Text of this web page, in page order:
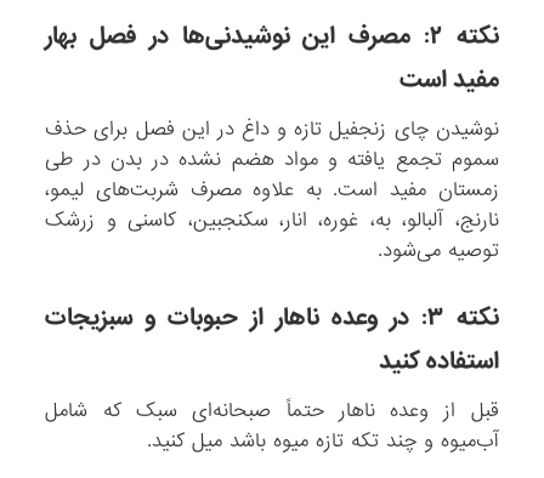
نکته ۲: مصرف این نوشیدنی‌ها در فصل بهار
مفید است
نوشیدن چای زنجفیل تازه و داغ در این فصل برای حذف
سموم تجمع یافته و مواد هضم نشده در بدن در طی
زمستان مفید است. به علاوه مصرف شربت‌های لیمو،
نارنج، آلبالو، به، غوره، انار، سکنجبین، کاسنی و زرشک
توصیه می‌شود.
نکته ۳: در وعده ناهار از حبوبات و سبزیجات
استفاده کنید
قبل از وعده ناهار حتماً صبحانه‌ای سبک که شامل
آب‌میوه و چند تکه تازه میوه باشد میل کنید.